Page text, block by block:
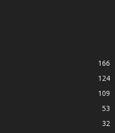
166
124
109
53
32